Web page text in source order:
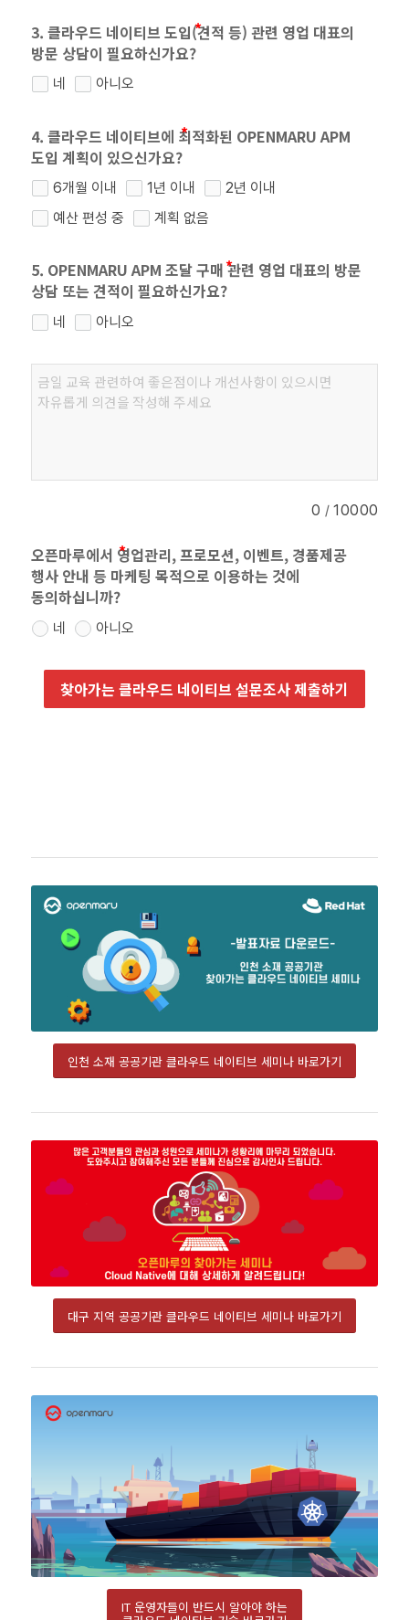
3. 클라우드 네이티브 도입(견적 등) 관련 영업 대표의
방문 상담이 필요하신가요?
네 아니오
4. 클라우드 네이티브에 최적화된 OPENMARU APM
도입 계획이 있으신가요?
6개월 이내 1년 이내
2년 이내
예산 편성 중
계획 없음
5. OPENMARU APM 조달 구매 관련 영업 대표의 방문
상담 또는 견적이 필요하신가요?
네 아니오
0 /10000
오픈마루에서 영업관리, 프로모션, 이벤트, 경품제공
행사 안내 등 마케팅 목적으로 이용하는 것에
동의하십니까?
네 아니오
찾아가는 클라우드 네이티브 설문조사 제출하기
인천 소재 공공기관 클라우드 네이티브 세미나 바로가기
대구 지역 공공기관 클라우드 네이티브 세미나 바로가기
IT 운영자들이 반드시 알아야 하는